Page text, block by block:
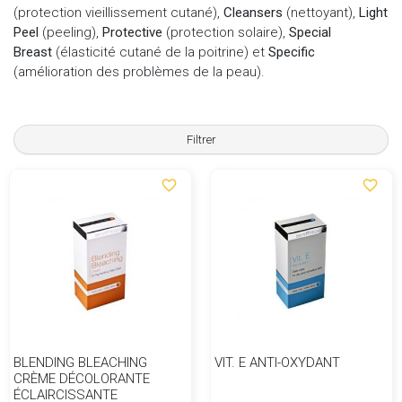
(protection vieillissement cutané), Cleansers (nettoyant), Light
Peel (peeling), Protective (protection solaire), Special
Breast (élasticité cutané de la poitrine) et Specific
(amélioration des problèmes de la peau).
Filtrer
favorite_border
BLENDING BLEACHING
CRÈME DÉCOLORANTE
ÉCLAIRCISSANTE
favorite_border
VIT. E ANTI-OXYDANT